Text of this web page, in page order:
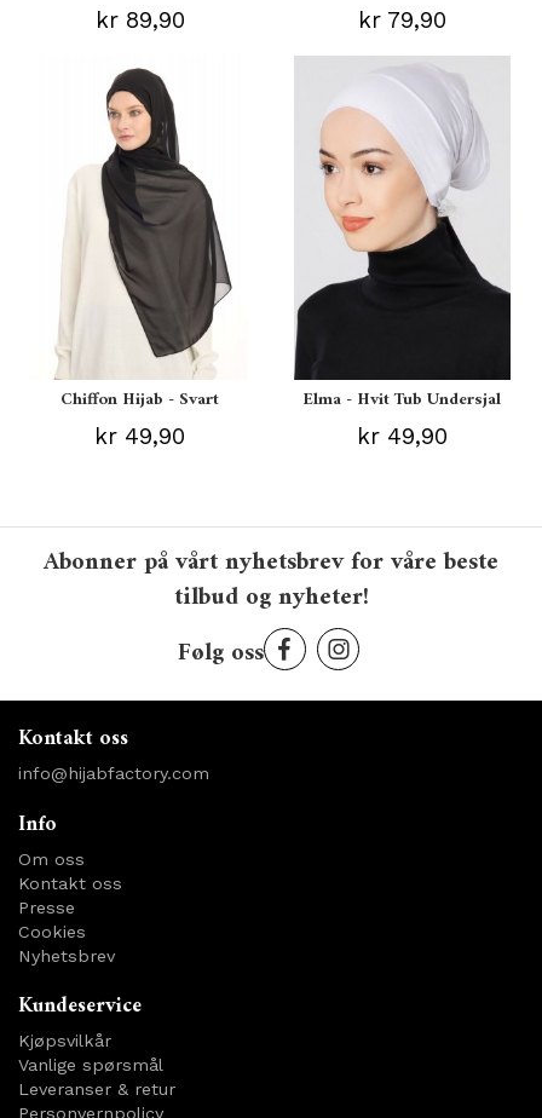
kr 89,90 kr 79,90
Chiffon Hijab - Svart
kr 49,90
Elma - Hvit Tub Undersjal
kr 49,90
Abonner på vårt nyhetsbrev for våre beste
tilbud og nyheter!
Følg oss
Kontakt oss
info@hijabfactory.com
Info
Om oss
Kontakt oss
Presse
Cookies
Nyhetsbrev
Kundeservice
Kjøpsvilkår
Vanlige spørsmål
Leveranser & retur
Personvernpolicy